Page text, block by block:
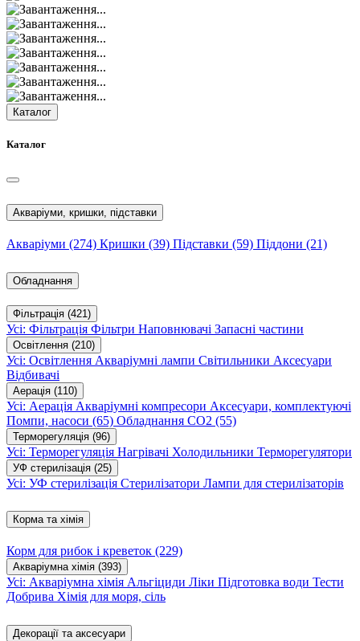
Каталог
Каталог
Акваріуми, кришки, підставки
Акваріуми (274) Кришки (39) Підставки (59) Піддони (21)
Обладнання
Фільтрація (421)
Усі: Фільтрація Фільтри Наповнювачі Запасні частини
Освітлення (210)
Усі: Освітлення Акваріумні лампи Світильники Аксесуари
Відбивачі
Аерація (110)
Усі: Аерація Акваріумні компресори Аксесуари, комплектуючі
Помпи, насоси (65) Обладнання CO2 (55)
Терморегуляція (96)
Усі: Терморегуляція Нагрівачі Холодильники Терморегулятори
УФ стерилізація (25)
Усі: УФ стерилізація Стерилізатори Лампи для стерилізаторів
Корма та хімія
Корм для рибок і креветок (229)
Акваріумна хімія (393)
Усі: Акваріумна хімія Альгіциди Ліки Підготовка води Тести
Добрива Хімія для моря, сіль
Декорації та аксесуари